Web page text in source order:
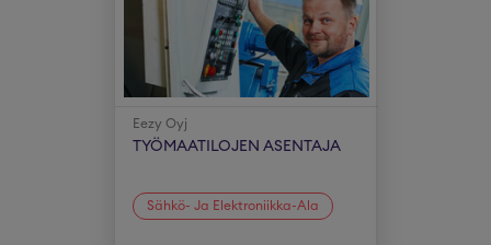
Eezy Oyj
TYÖMAATILOJEN ASENTAJA
Sähkö- Ja Elektroniikka-Ala